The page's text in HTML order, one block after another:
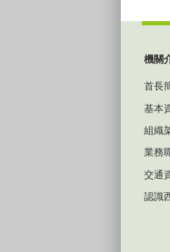
機關
首長
基本
組織
業務
交通
認識